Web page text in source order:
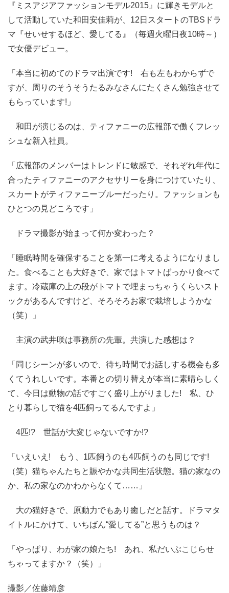
『ミスアジアファッションモデル2015』に輝きモデルと
して活動していた和田安佳莉が、12日スタートのTBSドラ
マ『せいせするほど、愛してる』（毎週火曜日夜10時～）
で女優デビュー。
「本当に初めてのドラマ出演です! 右も左もわからずで
すが、周りのそうそうたるみなさんにたくさん勉強させて
もらっています!」
和田が演じるのは、ティファニーの広報部で働くフレッ
シュな新入社員。
「広報部のメンバーはトレンドに敏感で、それぞれ年代に
合ったティファニーのアクセサリーを身につけていたり、
スカートがティファニーブルーだったり。ファッションも
ひとつの見どころです」
ドラマ撮影が始まって何か変わった？
「睡眠時間を確保することを第一に考えるようになりまし
た。食べることも大好きで、家ではトマトばっかり食べて
ます。冷蔵庫の上の段がトマトで埋まっちゃうくらいスト
ックがあるんですけど、そろそろお家で栽培しようかな
（笑）」
主演の武井咲は事務所の先輩。共演した感想は？
「同じシーンが多いので、待ち時間でお話しする機会も多
くてうれしいです。本番との切り替えが本当に素晴らしく
て、今日は動物の話ですごく盛り上がりました! 私、ひ
とり暮らしで猫を4匹飼ってるんですよ」
4匹!? 世話が大変じゃないですか!?
「いえいえ! もう、1匹飼うのも4匹飼うのも同じです!
（笑）猫ちゃんたちと賑やかな共同生活状態。猫の家なの
か、私の家なのかわからなくて……」
大の猫好きで、原動力でもあり癒しだと話す。ドラマタ
イトルにかけて、いちばん“愛してる”と思うものは？
「やっぱり、わが家の娘たち! あれ、私だいぶこじらせ
ちゃってますか？（笑）」
撮影／佐藤靖彦